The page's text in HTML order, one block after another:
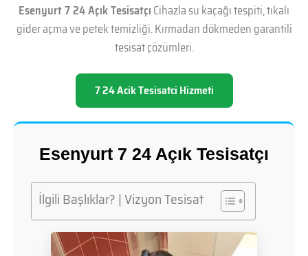
Esenyurt 7 24 Açık TesisatçıCihazla su kaçağı tespiti, tıkalı
gider açma ve petek temizliği. Kırmadan dökmeden garantili
tesisat çözümleri.
7 24 Acik Tesisatci Hizmeti
Esenyurt 7 24 Açık Tesisatçı
İlgili Başlıklar? | Vizyon Tesisat